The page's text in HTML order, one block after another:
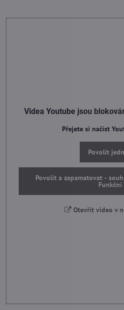
Videa Youtube jsou
Přejete si načíst
Povolit
Povolit a zapamatovat -
Funkční
Otevřít video v